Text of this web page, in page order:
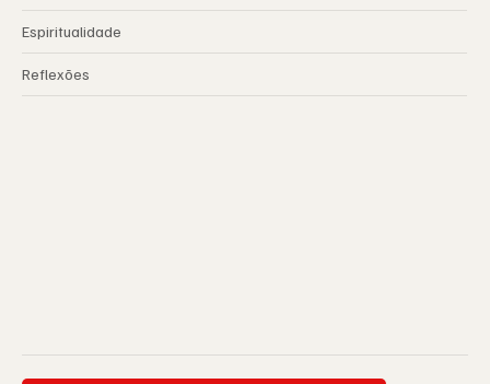
Espiritualidade
Reflexões